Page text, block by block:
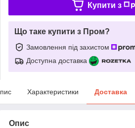
Купити з
Що таке купити з Пром?
Замовлення під захистом
Доступна доставка
Характеристики Доставка
Опис